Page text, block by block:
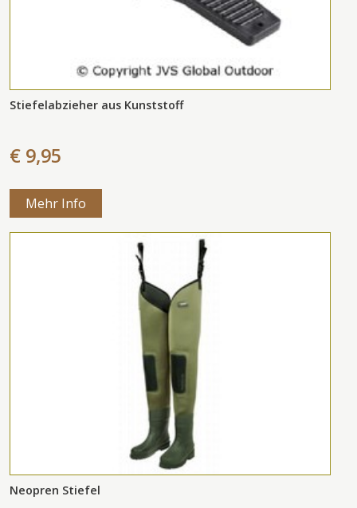
Stiefelabzieher aus Kunststoff
€ 9,95
Mehr Info
Neopren Stiefel